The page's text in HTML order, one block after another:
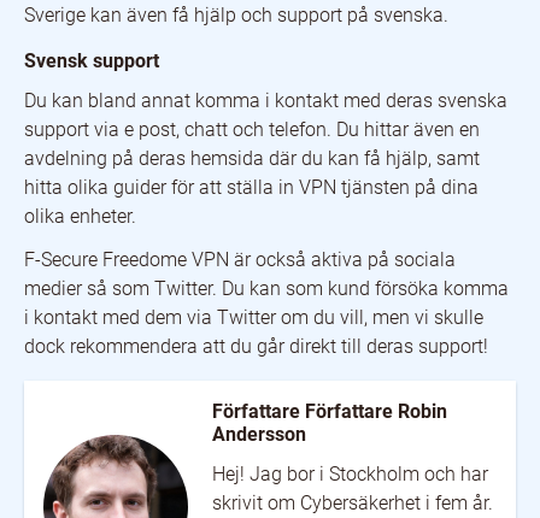
Sverige kan även få hjälp och support på svenska.
Svensk support
Du kan bland annat komma i kontakt med deras svenska
support via e post, chatt och telefon. Du hittar även en
avdelning på deras hemsida där du kan få hjälp, samt
hitta olika guider för att ställa in VPN tjänsten på dina
olika enheter.
F-Secure Freedome VPN är också aktiva på sociala
medier så som Twitter. Du kan som kund försöka komma
i kontakt med dem via Twitter om du vill, men vi skulle
dock rekommendera att du går direkt till deras support!
Författare Författare Robin
Andersson
Hej! Jag bor i Stockholm och har
skrivit om Cybersäkerhet i fem år.